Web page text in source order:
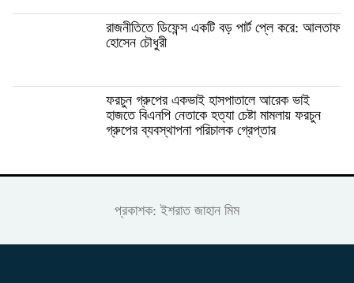
রাজনীতিতে ডিফেন্স একটি বড় পার্ট প্লে করে: আলতাফ
হোসেন চৌধুরী
ফরচুন গ্রুপের একভাই হাসপাতালে আরেক ভাই
হাজতে বিএনপি নেতাকে হত্যা চেষ্টা মামলায় ফরচুন
গ্রুপের ব্যবস্থাপনা পরিচালক গ্রেপ্তার
প্রকাশক: ইশরাত জাহান মিম